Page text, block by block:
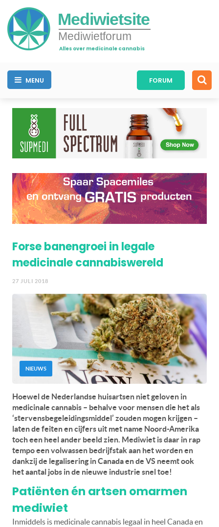
Mediwietsite
Mediwietforum
Alles over medicinale cannabis
MENU FORUM
Forse banengroei in legale
medicinale cannabiswereld
27 JULI 2018
NIEUWS
Hoewel de Nederlandse huisartsen niet geloven in
medicinale cannabis – behalve voor mensen die het als
‘stervensbegeleidingsmiddel’ zouden mogen krijgen –
laten de feiten en cijfers uit met name Noord-Amerika
toch een heel ander beeld zien. Mediwiet is daar in rap
tempo een volwassen bedrijfstak aan het worden en
dankzij de legalisering in Canada en de VS neemt ook
het aantal jobs in de nieuwe industrie snel toe!
Patiënten én artsen omarmen
mediwiet
Inmiddels is medicinale cannabis legaal in heel Canada en